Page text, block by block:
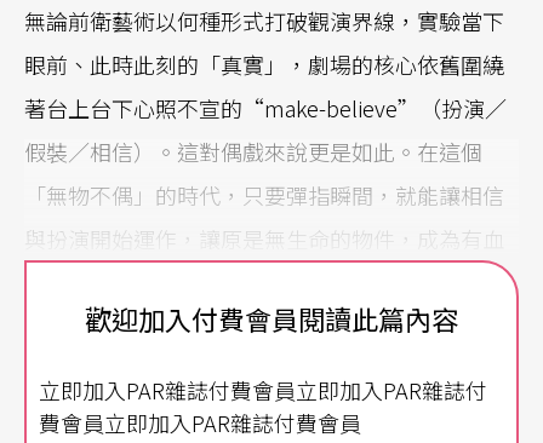
無論前衛藝術以何種形式打破觀演界線，實驗當下
眼前、此時此刻的「真實」，劇場的核心依舊圍繞
著台上台下心照不宣的“make-believe”（扮演／
假裝／相信）。這對偶戲來說更是如此。在這個
「無物不偶」的時代，只要彈指瞬間，就能讓相信
與扮演開始運作，讓原是無生命的物件，成為有血
有淚、甚至有骨有肉的角色。我們可以說偶劇場的
真實，是一場操偶師、導演、燈光、音樂與台前觀
性，而非刻印真實之再現。
歡迎加入付費會員閱讀此篇內容
立即加入PAR雜誌付費會員立即加入PAR雜誌付
費會員立即加入PAR雜誌付費會員